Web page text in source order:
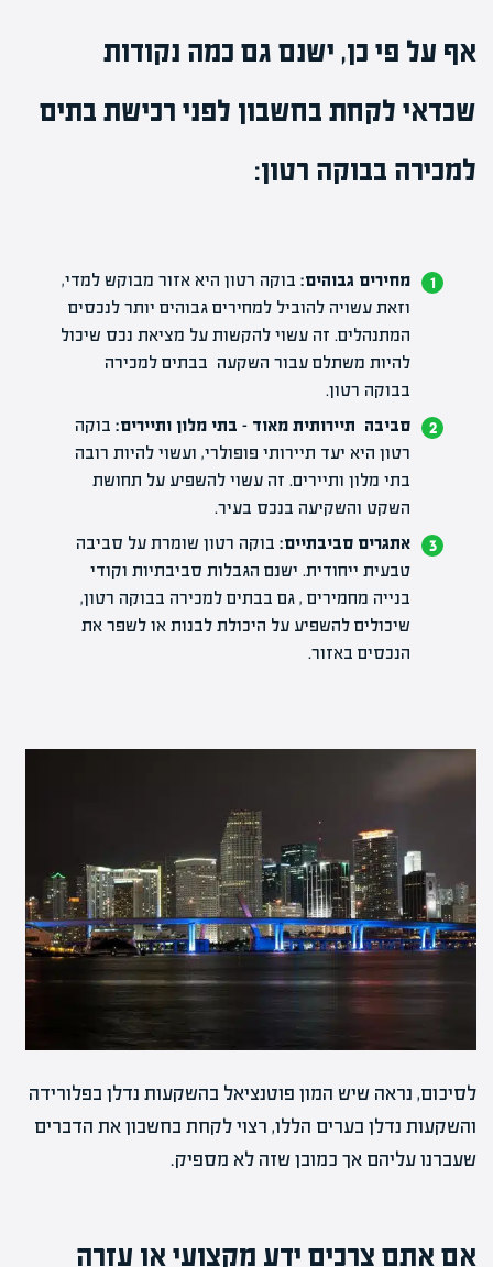
אף על פי כן, ישנם גם כמה נקודות
שכדאי לקחת בחשבון לפני רכישת בתים
למכירה בבוקה רטון:
מחירים גבוהים: בוקה רטון היא אזור מבוקש למדי,
וזאת עשויה להוביל למחירים גבוהים יותר לנכסים
המתנהלים. זה עשוי להקשות על מציאת נכס שיכול
להיות משתלם עבור השקעה בבתים למכירה
בבוקה רטון.
סביבה תיירותית מאוד – בתי מלון ותיירים: בוקה
רטון היא יעד תיירותי פופולרי, ועשוי להיות רובה
בתי מלון ותיירים. זה עשוי להשפיע על תחושת
השקט והשקיעה בנכס בעיר.
אתגרים סביבתיים: בוקה רטון שומרת על סביבה
טבעית ייחודית. ישנם הגבלות סביבתיות וקודי
בנייה מחמירים , גם בבתים למכירה בבוקה רטון,
שיכולים להשפיע על היכולת לבנות או לשפר את
הנכסים באזור.
לסיכום, נראה שיש המון פוטנציאל בהשקעות נדלן בפלורידה
והשקעות נדלן בערים הללו, רצוי לקחת בחשבון את הדברים
שעברנו עליהם אך כמובן שזה לא מספיק.
אם אתם צרכים ידע מקצועי או עזרה